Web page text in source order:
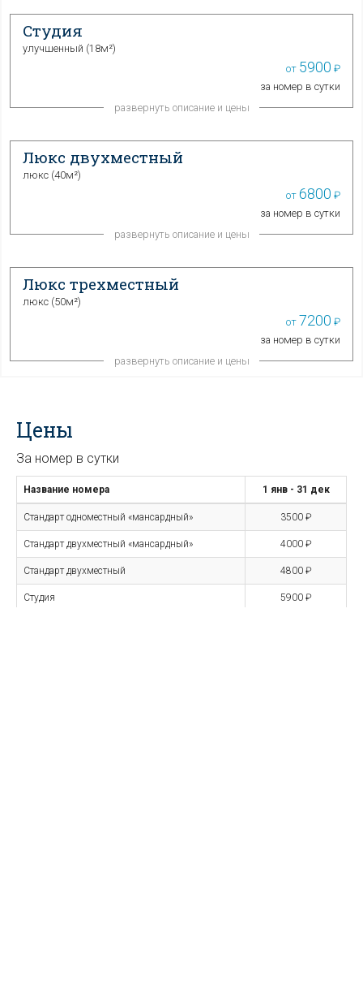
Студия
улучшенный (18м²)
от 5900 ₽
за номер в сутки
развернуть описание и цены
Люкс двухместный
люкс (40м²)
от 6800 ₽
за номер в сутки
развернуть описание и цены
Люкс трехместный
люкс (50м²)
от 7200 ₽
за номер в сутки
развернуть описание и цены
Цены
За номер в сутки
Название номера 1 янв - 31 дек
Стандарт одноместный «мансардный» 3500 ₽
Стандарт двухместный «мансардный» 4000 ₽
Стандарт двухместный 4800 ₽
Студия 5900 ₽